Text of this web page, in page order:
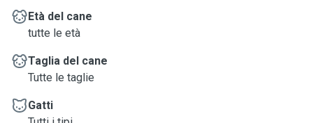
Età del cane
tutte le età
Taglia del cane
Tutte le taglie
Gatti